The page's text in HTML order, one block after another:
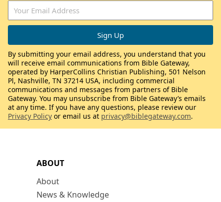
ABOUT
About
News & Knowledge
By submitting your email address, you understand that you
will receive email communications from Bible Gateway,
operated by HarperCollins Christian Publishing, 501 Nelson
Pl, Nashville, TN 37214 USA, including commercial
communications and messages from partners of Bible
Gateway. You may unsubscribe from Bible Gateway’s emails
at any time. If you have any questions, please review our
Privacy Policy or email us at privacy@biblegateway.com.